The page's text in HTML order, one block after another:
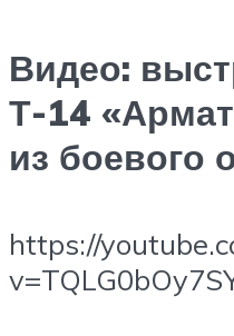
Видео:
Т-14
из боевого
https://